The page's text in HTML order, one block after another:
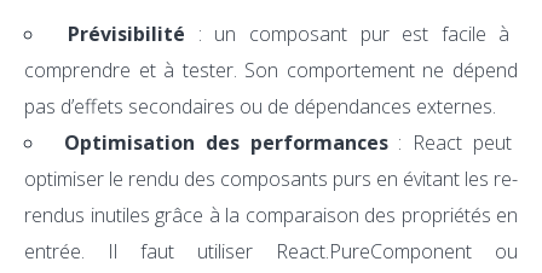
Prévisibilité : un composant pur est facile à
comprendre et à tester. Son comportement ne dépend
pas d’effets secondaires ou de dépendances externes.
Optimisation des performances: React peut
optimiser le rendu des composants purs en évitant les re-
rendus inutiles grâce à la comparaison des propriétés en
entrée. Il faut utiliser React.PureComponent ou